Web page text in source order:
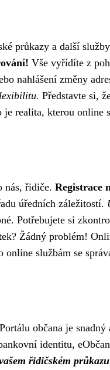
průkazy a další
Vše vyřídíte z
nahlášení změny
Představte si,
realita, kterou online
nás, řidiče. Registrace
úředních záležitostí.
Potřebujete si
Žádný problém!
službám se
občana je
identitu,
řidičském průkazu